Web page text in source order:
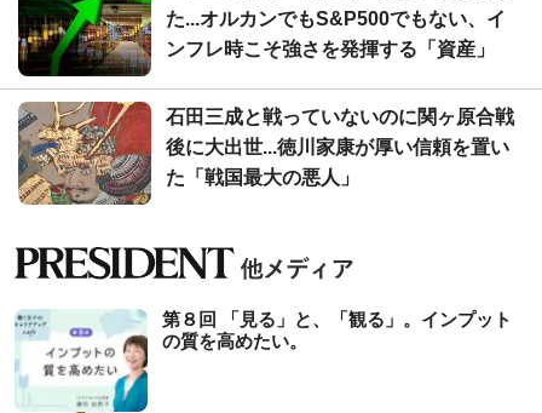
た...オルカンでもS&P500でもない、イ
ンフレ時こそ強さを発揮する「資産」
石田三成と戦っていないのに関ヶ原合戦
後に大出世...徳川家康が厚い信頼を置い
た「戦国最大の悪人」
第８回 「見る」と、「観る」。インプット
の質を高めたい。